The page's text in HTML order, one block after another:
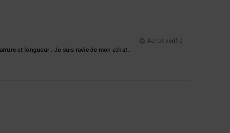
Achat vérifié
et longueur . Je suis ravie de mon achat .